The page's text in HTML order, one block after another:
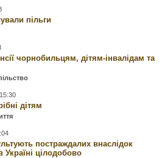
пільги
чорнобильцям, дітям-інвалідам та
дітям
постраждалих внаслідок
Україні цілодобово